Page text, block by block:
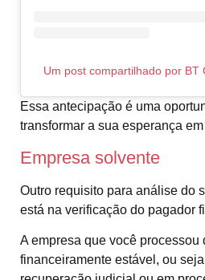
Um post compartilhado por BT
Essa antecipação é uma
transformar a sua esperança
Empresa solvente
Outro requisito para análise do
está na verificação do pagador
A empresa que você processou
financeiramente estável, ou